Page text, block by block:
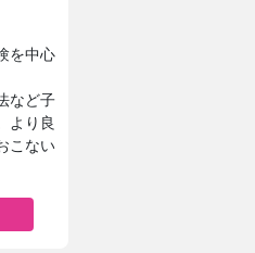
を中心
など子
より良
こない